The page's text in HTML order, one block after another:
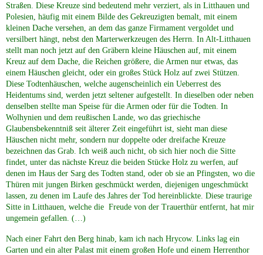
Straßen. Diese Kreuze sind bedeutend mehr verziert, als in Litthauen und
Polesien, häufig mit einem Bilde des Gekreuzigten bemalt, mit einem
kleinen Dache versehen, an dem das ganze Firmament vergoldet und
versilbert hängt, nebst den Marterwerkzeugen des Herrn. In Alt-Litthauen
stellt man noch jetzt auf den Gräbern kleine Häuschen auf, mit einem
Kreuz auf dem Dache, die Reichen größere, die Armen nur etwas, das
einem Häuschen gleicht, oder ein großes Stück Holz auf zwei Stützen.
Diese Todtenhäuschen, welche augenscheinlich ein Ueberrest des
Heidentums sind, werden jetzt seltener aufgestellt. In dieselben oder neben
denselben stellte man Speise für die Armen oder für die Todten. In
Wolhynien und dem reußischen Lande, wo das griechische
Glaubensbekenntniß seit älterer Zeit eingeführt ist, sieht man diese
Häuschen nicht mehr, sondern nur doppelte oder dreifache Kreuze
bezeichnen das Grab. Ich weiß auch nicht, ob sich hier noch die Sitte
findet, unter das nächste Kreuz die beiden Stücke Holz zu werfen, auf
denen im Haus der Sarg des Todten stand, oder ob sie an Pfingsten, wo die
Thüren mit jungen Birken geschmückt werden, diejenigen ungeschmückt
lassen, zu denen im Laufe des Jahres der Tod hereinblickte. Diese traurige
Sitte in Litthauen, welche die Freude von der Trauerthür entfernt, hat mir
ungemein gefallen. (…)
Nach einer Fahrt den Berg hinab, kam ich nach Hrycow. Links lag ein
Garten und ein alter Palast mit einem großen Hofe und einem Herrenthor